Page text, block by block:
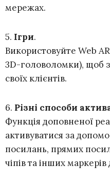
мережах.
5. Ігри.
Використовуйте Web
3D-головоломки), щоб
своїх клієнтів.
6. Різні способи
Функція доповненої
активуватися за
посилань, прямих
чіпів та інших